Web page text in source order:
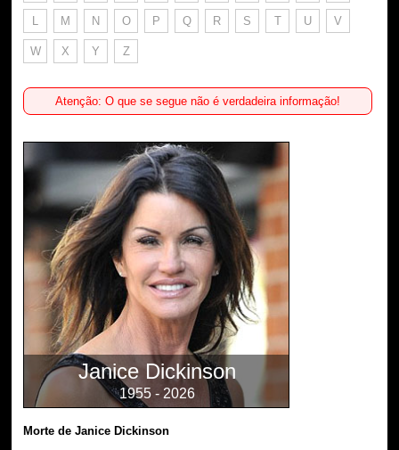
L M N O P Q R S T U V
W X Y Z
Atenção: O que se segue não é verdadeira informação!
Janice Dickinson
1955 - 2026
Morte de Janice Dickinson